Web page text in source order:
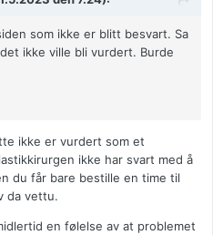
som ikke er blitt besvart. Sa
ikke ville bli vurdert. Burde
ikke er vurdert som et
ikke har svart med å
du får bare bestille en time til
da vettu.
en følelse av at problemet